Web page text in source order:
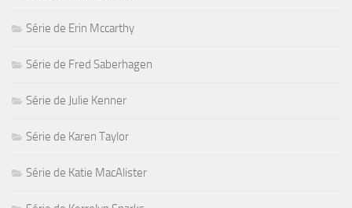
Série de Erin Mccarthy
Série de Fred Saberhagen
Série de Julie Kenner
Série de Karen Taylor
Série de Katie MacAlister